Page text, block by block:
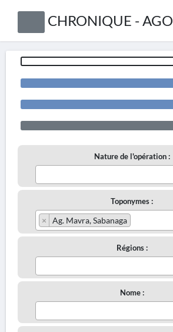
CHRONIQUE - AGO
Nature de l'opération :
Toponymes :
× Ag. Mavra, Sabanaga
Régions :
Nome :